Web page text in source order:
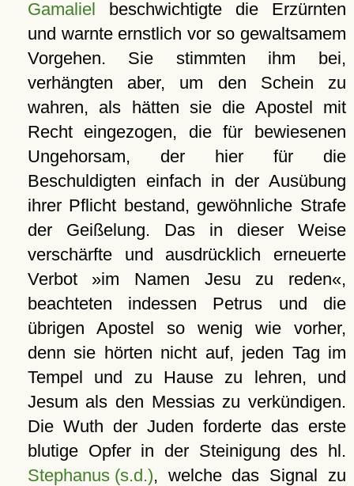
Gamaliel beschwichtigte die Erzürnten
und warnte ernstlich vor so gewaltsamem
Vorgehen. Sie stimmten ihm bei,
verhängten aber, um den Schein zu
wahren, als hätten sie die Apostel mit
Recht eingezogen, die für bewiesenen
Ungehorsam, der hier für die
Beschuldigten einfach in der Ausübung
ihrer Pflicht bestand, gewöhnliche Strafe
der Geißelung. Das in dieser Weise
verschärfte und ausdrücklich erneuerte
Verbot »im Namen Jesu zu reden«,
beachteten indessen Petrus und die
übrigen Apostel so wenig wie vorher,
denn sie hörten nicht auf, jeden Tag im
Tempel und zu Hause zu lehren, und
Jesum als den Messias zu verkündigen.
Die Wuth der Juden forderte das erste
blutige Opfer in der Steinigung des hl.
Stephanus (s.d.), welche das Signal zu